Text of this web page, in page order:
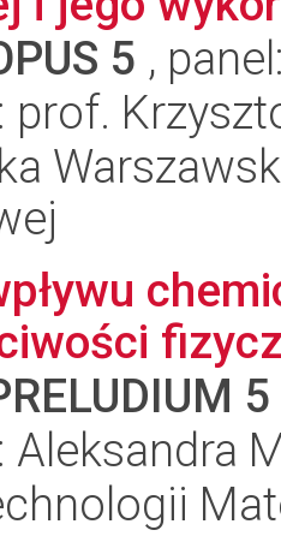
5 ,
prof.
5
Aleksandra